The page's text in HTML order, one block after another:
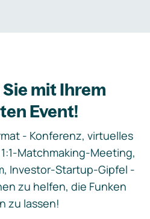
mit Ihrem
Event!
- Konferenz, virtuelles
Matchmaking-Meeting,
Investor-Startup-Gipfel -
zu helfen, die Funken
zu lassen!